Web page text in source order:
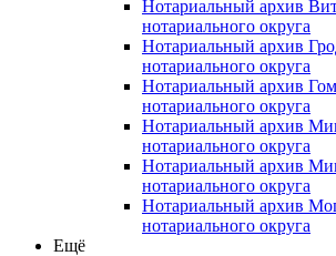
Нотариальный архив
нотариального округа
Нотариальный архив
нотариального округа
Нотариальный архив
нотариального округа
Нотариальный архив
нотариального округа
Нотариальный архив
нотариального округа
Нотариальный архив
нотариального округа
Ещё